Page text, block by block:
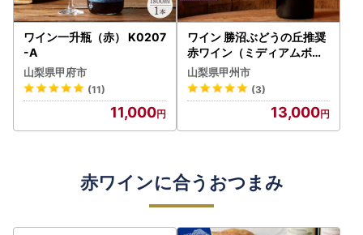
ワイン一升瓶（赤） K0207
-A
山梨県甲府市
(11)
11,000
ワイン 勝沼ぶどうの丘推奨
赤ワイン（ミディアムボデ
ィ）1本（KBO）B-653
山梨県甲州市
(3)
13,000
赤ワインに合うおつまみ